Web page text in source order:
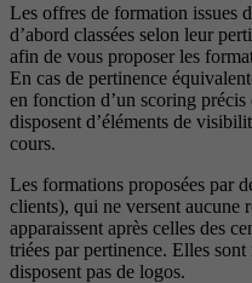
Les offres de formation issues
d’abord classées selon leur
afin de vous proposer les
En cas de pertinence
en fonction d’un scoring
disposent d’éléments de
cours.
Les formations proposées par
clients), qui ne versent aucune
apparaissent après celles des
triées par pertinence. Elles
disposent pas de logos.